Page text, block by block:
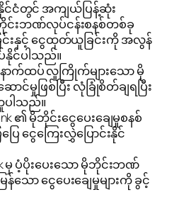
နိုင်ငံတွင် အကျယ်ပြန့်ဆုံး
းဘဏ်လုပ်ငန်းစနစ်တစ်ခု
ခြင်းနှင့် ငွေထုတ်ယူခြင်းကို အလွန်
နိုင်ပါသည်။
ာက်ထပ် လူကြိုက်များသော မို
ာင်မှုဖြစ်ပြီး လုံခြုံစိတ်ချရပြီး
ါသည်။
၏ မိုဘိုင်းငွေပေးချေမှုစနစ်
ြေ ငွေကြေးလွှဲပြောင်းနိုင်
မှ ပံ့ပိုးပေးသော မိုဘိုင်းဘဏ်
ြန်သော ငွေပေးချေမှုများကို ခွင့်